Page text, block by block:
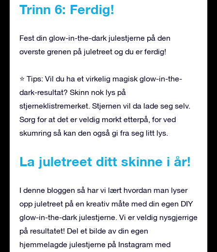
Trinn 6: Ferdig!
Fest din glow-in-the-dark julestjerne på den
øverste grenen på juletreet og du er ferdig!
⭐ Tips: Vil du ha et virkelig magisk glow-in-the-
dark-resultat? Skinn nok lys på
stjerneklistremerket. Stjernen vil da lade seg selv.
Sørg for at det er veldig mørkt etterpå, for ved
skumring så kan den også gi fra seg litt lys.
La juletreet ditt skinne i år!
I denne bloggen så har vi lært hvordan man lyser
opp juletreet på en kreativ måte med din egen DIY
glow-in-the-dark julestjerne. Vi er veldig nysgjerrige
på resultatet! Del et bilde av din egen
hjemmelagde julestjerne på Instagram med